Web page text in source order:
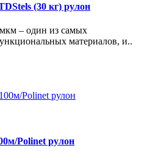
(30 кг) рулон
– один из самых
материалов, и..
Polinet рулон